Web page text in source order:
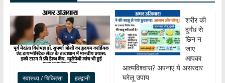
स्वास्थ्य / चिकित्सा हल्द्वानी
शरीर की
दुर्गंध से
छिन न
जाए
आपका
आत्मविश्वास? अपनाएं ये असरदार
घरेलू उपाय